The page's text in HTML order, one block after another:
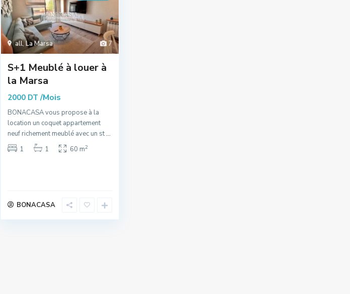
7
all,La Marsa
S+1 Meublé à louer à
la Marsa
2000 DT/Mois
BONACASA vous propose à la
location un coquet appartement
neuf richement meublé avec un st...
1
1 60 m2
BONACASA